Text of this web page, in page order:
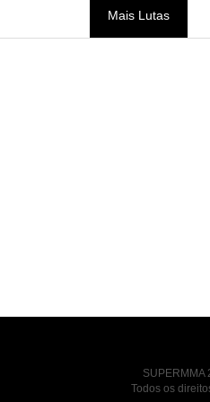
Mais Lutas
SUPERMMA
Todos os